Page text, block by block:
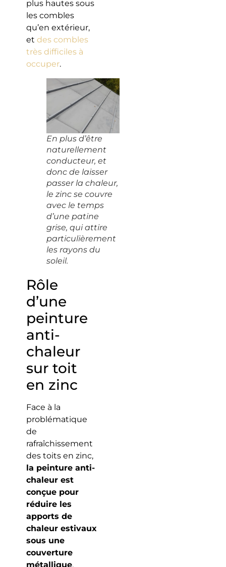
plus hautes sous
les combles
qu’en extérieur,
et des combles
très difficiles à
occuper.
En plus d’être
naturellement
conducteur, et
donc de laisser
passer la chaleur,
le zinc se couvre
avec le temps
d’une patine
grise, qui attire
particulièrement
les rayons du
soleil.
Rôle
d’une
peinture
anti-
chaleur
sur toit
en zinc
Face à la
problématique
de
rafraîchissement
des toits en zinc,
la peinture anti-
chaleur est
conçue pour
réduire les
apports de
chaleur estivaux
sous une
couverture
métallique.